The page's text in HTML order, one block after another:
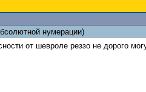
нумерации)
от шевроле реззо не дорого